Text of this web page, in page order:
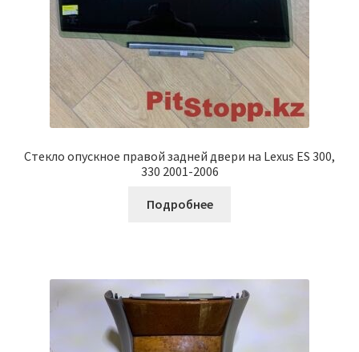
Стекло опускное правой задней двери на Lexus ES 300,
330 2001-2006
Подробнее